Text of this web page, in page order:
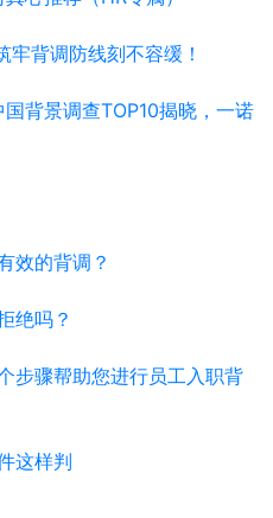
背调防线刻不容缓！
背景调查TOP10揭晓，一诺
效的背调？
绝吗？
步骤帮助您进行员工入职背
这样判